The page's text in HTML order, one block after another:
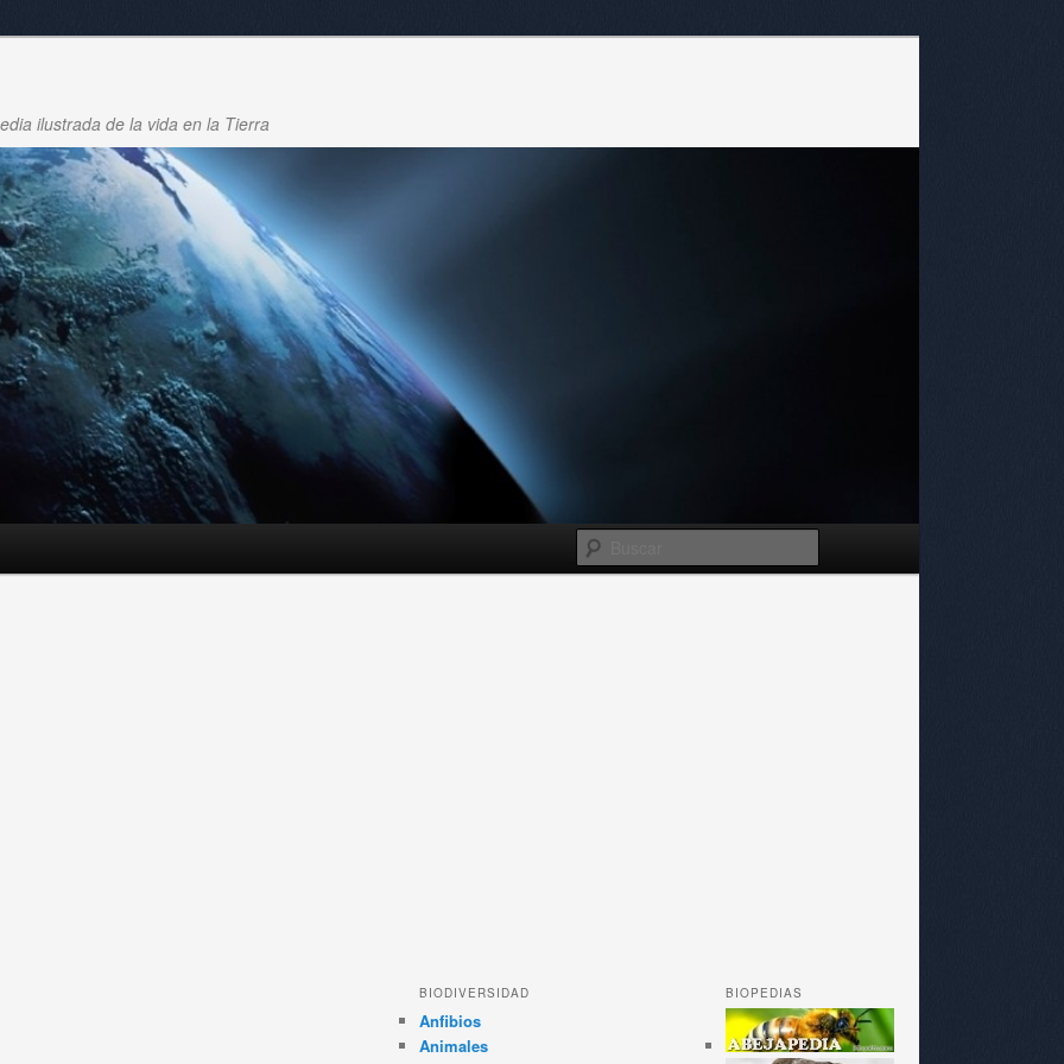
ilustrada de la vida en la Tierra
BIOPEDIAS
BIODIVERSIDAD
Anfibios
Animales